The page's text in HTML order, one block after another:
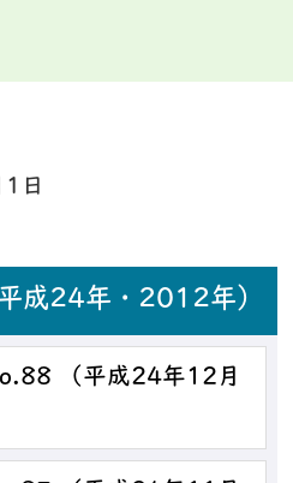
日
成24年・2012年）
（平成24年12月